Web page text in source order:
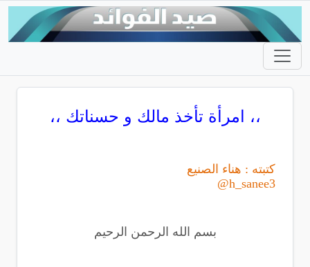
،، امرأة تأخذ مالك و حسناتك ،،
كتبته : هناء الصنيع
h_sanee3@
بسم الله الرحمن الرحيم